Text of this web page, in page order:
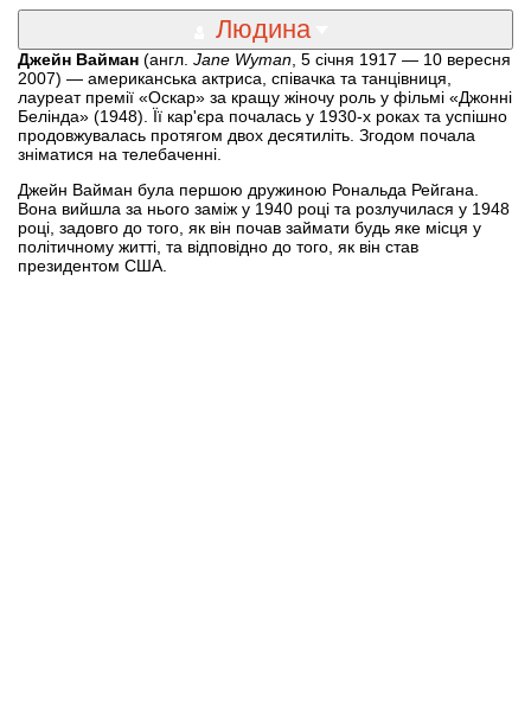
Людина
Джейн Вайман (англ. Jane Wyman , 5 січня 1917 — 10 вересня
2007) — американська актриса, співачка та танцівниця,
лауреат премії «Оскар» за кращу жіночу роль у фільмі «Джонні
Белінда» (1948). Її кар'єра почалась у 1930-х роках та успішно
продовжувалась протягом двох десятиліть. Згодом почала
зніматися на телебаченні.
Джейн Вайман була першою дружиною Рональда Рейгана.
Вона вийшла за нього заміж у 1940 році та розлучилася у 1948
році, задовго до того, як він почав займати будь яке місця у
політичному житті, та відповідно до того, як він став
президентом США.